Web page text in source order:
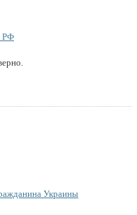
РФ
Украины